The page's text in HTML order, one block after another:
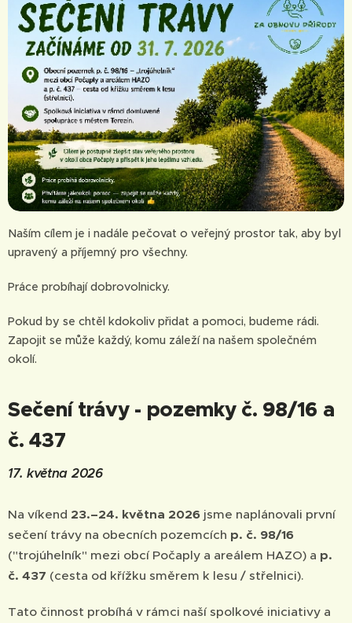
Naším cílem je i nadále pečovat o veřejný prostor tak, aby byl
upravený a příjemný pro všechny.
Práce probíhají dobrovolnicky.
Pokud by se chtěl kdokoliv přidat a pomoci, budeme rádi.
Zapojit se může každý, komu záleží na našem společném
okolí.
Sečení trávy - pozemky č. 98/16 a
č. 437
17. května 2026
Na víkend 23.–24. května 2026 jsme naplánovali první
sečení trávy na obecních pozemcích p. č. 98/16
("trojúhelník" mezi obcí Počaply a areálem HAZO) a p.
č. 437 (cesta od křížku směrem k lesu / střelnici).
Tato činnost probíhá v rámci naší spolkové iniciativy a